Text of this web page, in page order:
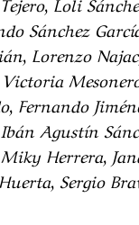
Sánchez
Lorenzo
Fernando
Agustín
Herrera,
Sergio